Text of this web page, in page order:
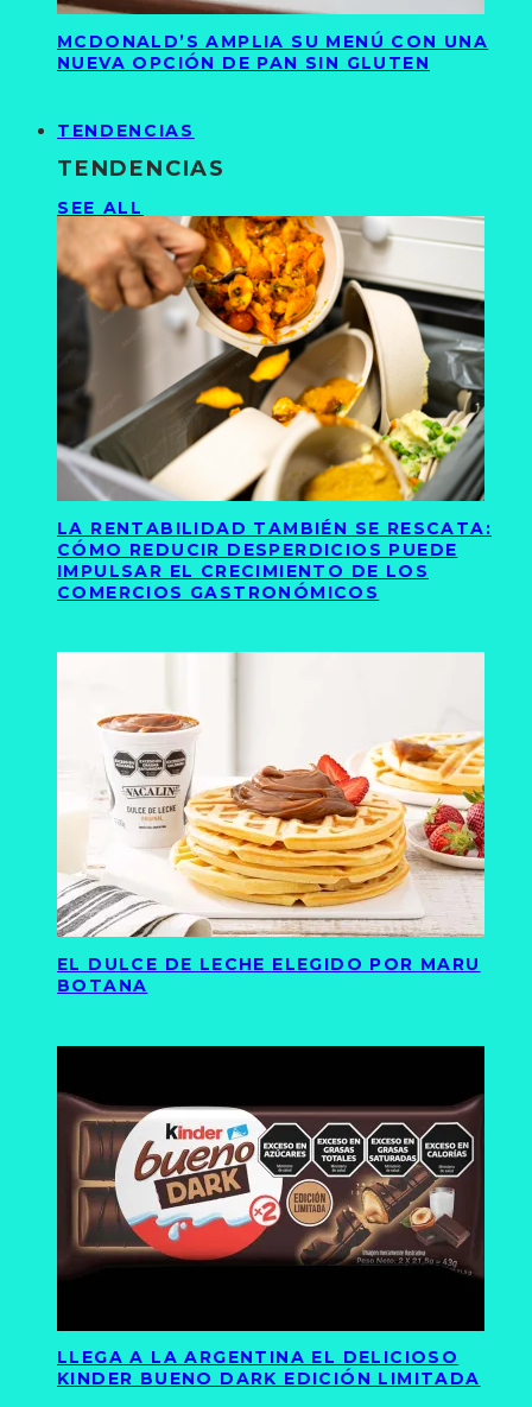
MCDONALD’S AMPLIA SU MENÚ CON UNA
NUEVA OPCIÓN DE PAN SIN GLUTEN
TENDENCIAS
TENDENCIAS
SEE ALL
LA RENTABILIDAD TAMBIÉN SE RESCATA:
CÓMO REDUCIR DESPERDICIOS PUEDE
IMPULSAR EL CRECIMIENTO DE LOS
COMERCIOS GASTRONÓMICOS
EL DULCE DE LECHE ELEGIDO POR MARU
BOTANA
LLEGA A LA ARGENTINA EL DELICIOSO
KINDER BUENO DARK EDICIÓN LIMITADA